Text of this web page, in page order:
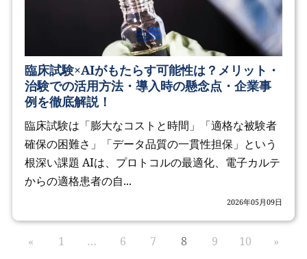
臨床試験×AIがもたらす可能性は？メリット・
治験での活用方法・導入時の懸念点・企業事
例を徹底解説！
臨床試験は「膨大なコストと時間」「適格な被験者
確保の困難さ」「データ品質の一貫性担保」という
根深い課題 AIは、プロトコルの最適化、電子カルテ
からの適格患者の自...
2026年05月09日
« 1 … 6 7 8 9 10 »